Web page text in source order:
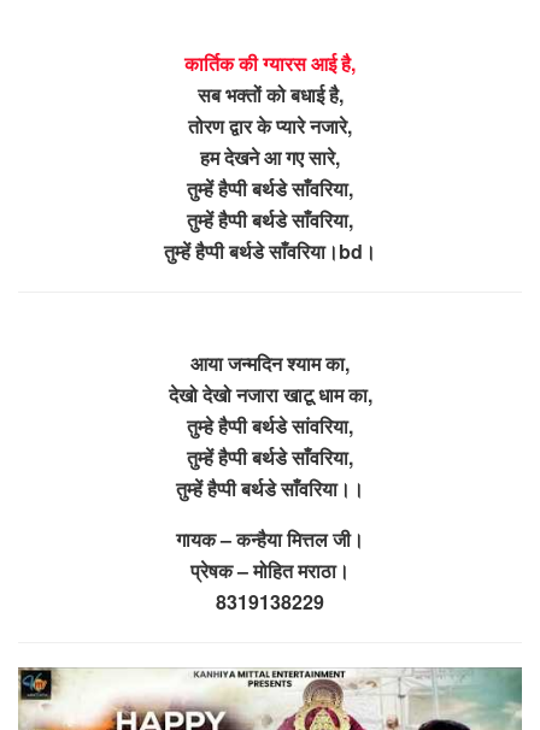
कार्तिक की ग्यारस आई है,
सब भक्तों को बधाई है,
तोरण द्वार के प्यारे नजारे,
हम देखने आ गए सारे,
तुम्हें हैप्पी बर्थडे साँवरिया,
तुम्हें हैप्पी बर्थडे साँवरिया,
तुम्हें हैप्पी बर्थडे साँवरिया।bd।
आया जन्मदिन श्याम का,
देखो देखो नजारा खाटू धाम का,
तुम्हे हैप्पी बर्थडे सांवरिया,
तुम्हें हैप्पी बर्थडे साँवरिया,
तुम्हें हैप्पी बर्थडे साँवरिया।।
गायक – कन्हैया मित्तल जी।
प्रेषक – मोहित मराठा।
8319138229